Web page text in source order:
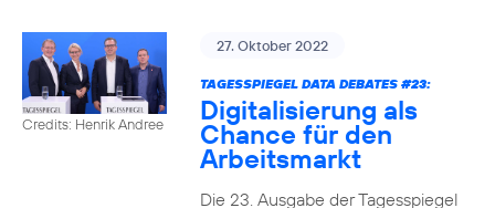
Credits: Henrik Andree
27. Oktober 2022
TAGESSPIEGEL DATA DEBATES #23:
Digitalisierung als
Chance für den
Arbeitsmarkt
Die 23. Ausgabe der Tagesspiegel